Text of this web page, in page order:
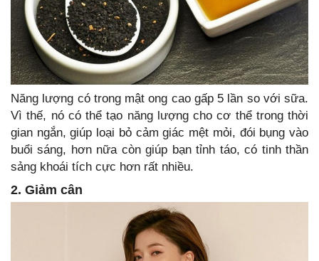
Năng lượng có trong mật ong cao gấp 5 lần so với sữa.
Vì thế, nó có thể tạo năng lượng cho cơ thể trong thời
gian ngắn, giúp loại bỏ cảm giác mệt mỏi, đói bụng vào
buổi sáng, hơn nữa còn giúp bạn tỉnh táo, có tinh thần
sảng khoái tích cực hơn rất nhiều.
2. Giảm cân